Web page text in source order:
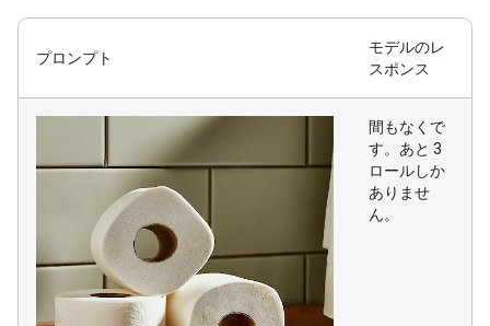
プロンプト
モデルのレ
スポンス
間もなくで
す。あと 3
ロールしか
ありませ
ん。